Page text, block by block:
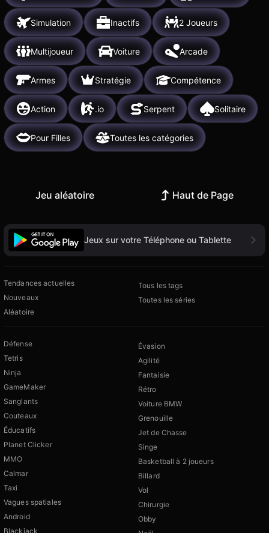
Simulation Inactifs 2 Joueurs
Multijoueur Voiture Arcade
Armes Stratégie Compétence
Action .io Serpent Solitaire
Pour Filles Toutes les catégories
Jeu aléatoire Haut de Page
Jeux sur votre Téléphone ou Tablette
Tendances actuelles
Nouveaux
Aléatoire
Tous les tags
Toutes les séries
Défense
Tetris
Ninja
GameMaker
Sanglants
Couteaux
Éducatifs
Planet Clicker
MMO
Calmar
Taxi
Vagues spatiales
Android
Blackjack
Évasion
Agilité
Fantaisie
Rétro
Voiture BMW
Grenouille
Jet de Chasse
Singe
Basketball à 2 joueurs
Billard
Vol
Chirurgie
Obby